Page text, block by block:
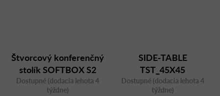
Štvorcový konferenčný
stolík SOFTBOX S2
aluminum, dizajnový
Dostupné (dodacia lehota 4
týždne)
SIDE-TABLE
TST_45X45
Dostupné (dodacia lehota 4
týždne)